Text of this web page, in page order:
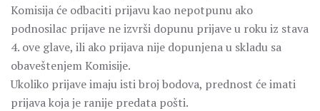
Komisija će odbaciti prijavu kao nepotpunu ako
podnosilac prijave ne izvrši dopunu prijave u roku iz stava
4. ove glave, ili ako prijava nije dopunjena u skladu sa
obaveštenjem Komisije.
Ukoliko prijave imaju isti broj bodova, prednost će imati
prijava koja je ranije predata pošti.